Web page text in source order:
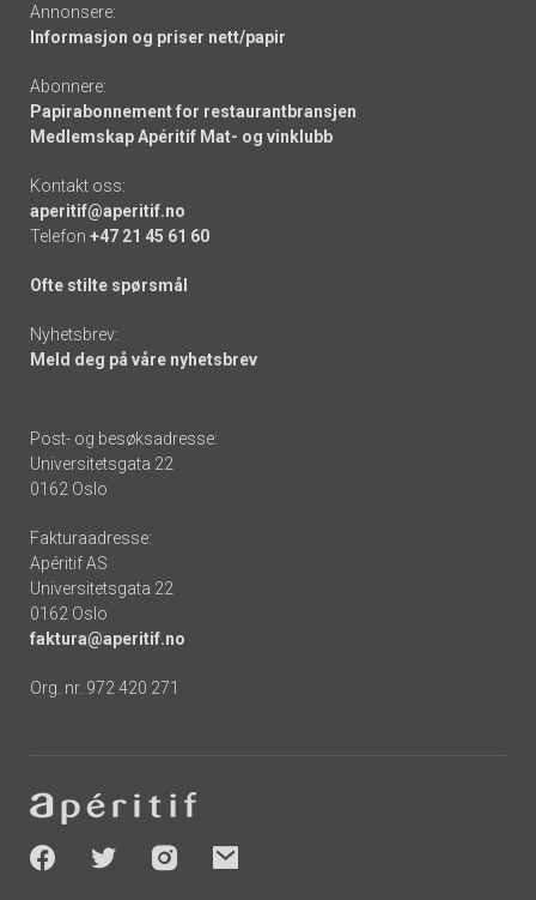
Annonsere:
Informasjon og priser nett/papir
Abonnere:
Papirabonnement for restaurantbransjen
Medlemskap Apéritif Mat- og vinklubb
Kontakt oss:
aperitif@aperitif.no
Telefon +47 21 45 61 60
Ofte stilte spørsmål
Nyhetsbrev:
Meld deg på våre nyhetsbrev
Post- og besøksadresse:
Universitetsgata 22
0162 Oslo
Fakturaadresse:
Apéritif AS
Universitetsgata 22
0162 Oslo
faktura@aperitif.no
Org. nr. 972 420 271
-
socials